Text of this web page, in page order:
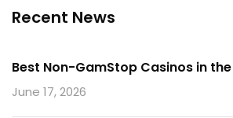
Recent News
Best Non-GamStop Casinos in the
June 17, 2026